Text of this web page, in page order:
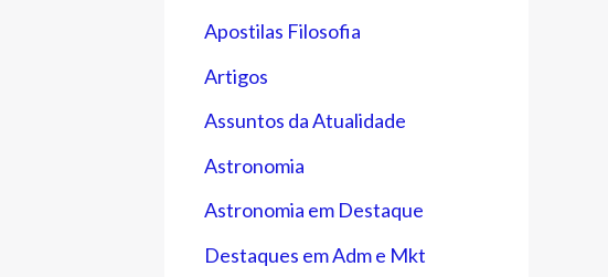
Apostilas Filosofia
Artigos
Assuntos da Atualidade
Astronomia
Astronomia em Destaque
Destaques em Adm e Mkt